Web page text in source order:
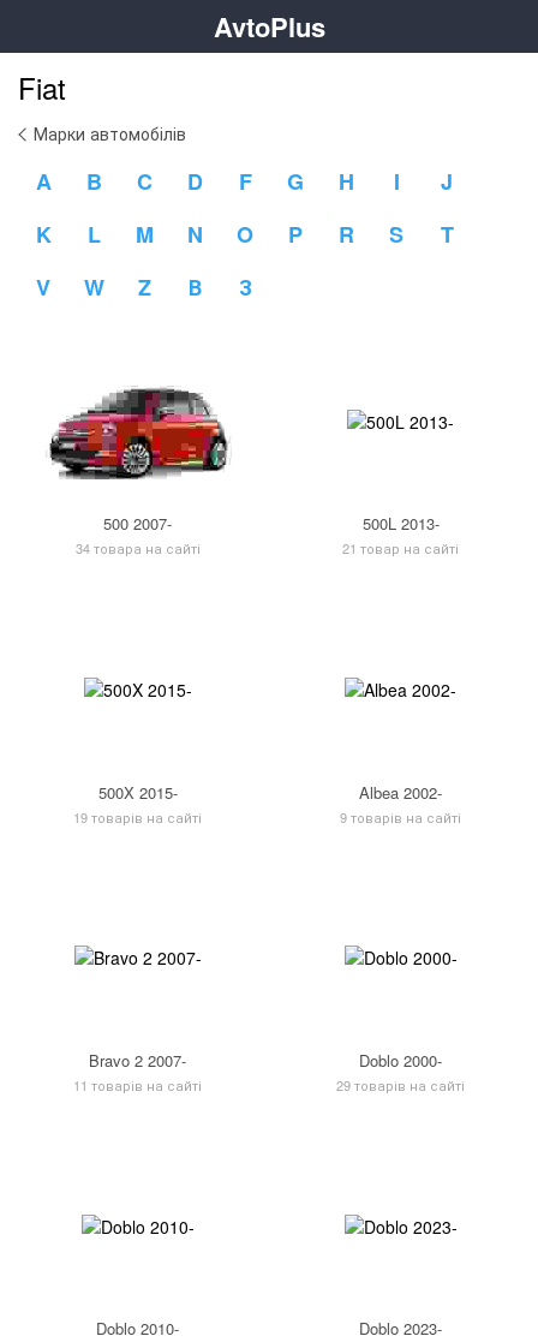
AvtoPlus
Fiat
Марки автомобілів
A B C D F G H I
J
K
L M N O P R S
T
V
W Z В З
500 2007-
34 товара на сайті
500L 2013-
21 товар на сайті
500X 2015-
19 товарів на сайті
Albea 2002-
9 товарів на сайті
Bravo 2 2007-
11 товарів на сайті
Doblo 2000-
29 товарів на сайті
Doblo 2010- Doblo 2023-